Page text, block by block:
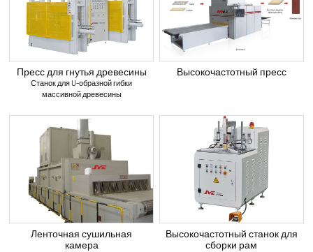
Пресс для гнутья древесины
Станок для U-образной гибки
массивной древесины
Высокочастотный пресс
Ленточная сушильная
камера
Высокочастотный станок для
сборки рам